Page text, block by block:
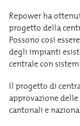
Repower ha
progetto della
Possono così
degli impianti
centrale con
Il progetto di
approvazione
cantonali e